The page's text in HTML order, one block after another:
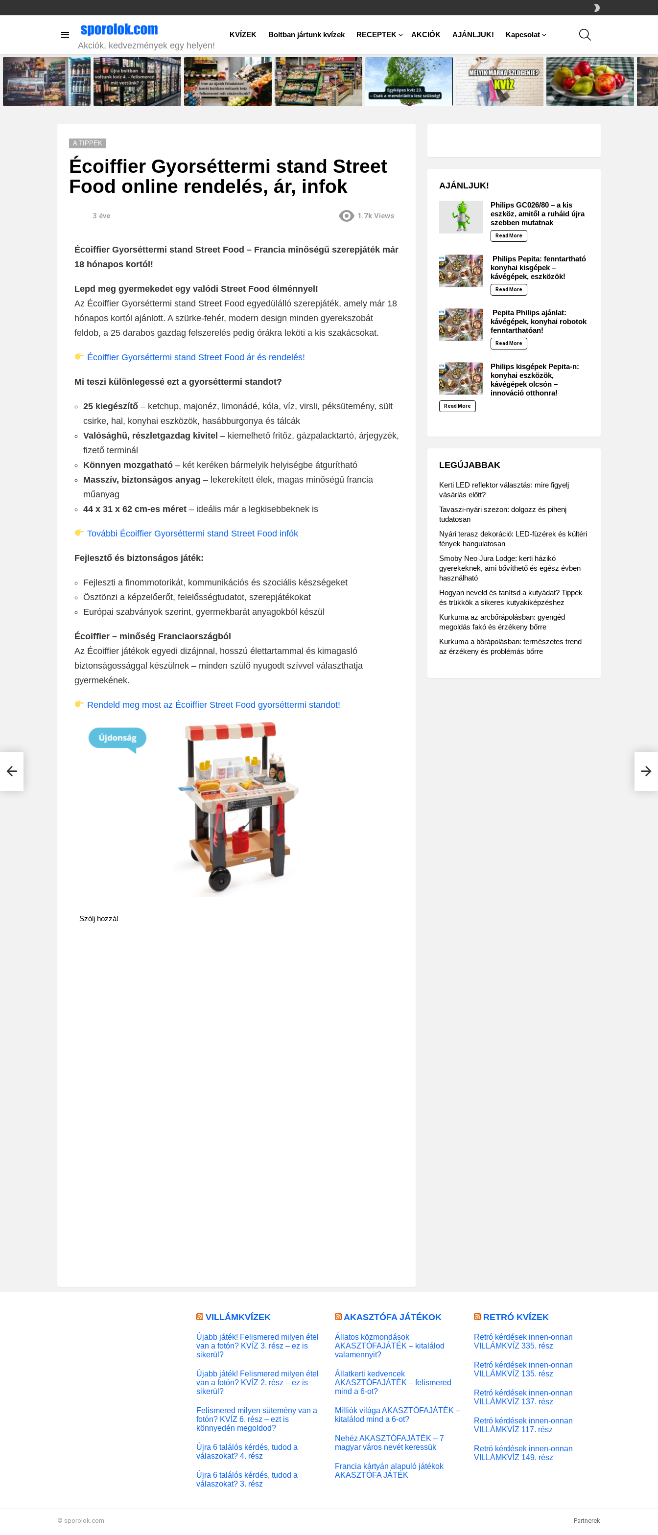
SKIN
Akciók, kedvezmények egy helyen!
KVÍZEK Boltban jártunk kvízek RECEPTEK AKCIÓK AJÁNLJUK! Kapcsolat
STORIES
A TIPPEK
Écoiffier Gyorséttermi stand Street
Food online rendelés, ár, infok
3 éve 1.7k Views
Écoiffier Gyorséttermi stand Street Food – Francia minőségű szerepjáték már
18 hónapos kortól!
Lepd meg gyermekedet egy valódi Street Food élménnyel!
Az Écoiffier Gyorséttermi stand Street Food egyedülálló szerepjáték, amely már 18
hónapos kortól ajánlott. A szürke-fehér, modern design minden gyerekszobát
feldob, a 25 darabos gazdag felszerelés pedig órákra leköti a kis szakácsokat.
Écoiffier Gyorséttermi stand Street Food ár és rendelés!
Mi teszi különlegessé ezt a gyorséttermi standot?
25 kiegészítő – ketchup, majonéz, limonádé, kóla, víz, virsli, péksütemény, sült
csirke, hal, konyhai eszközök, hasábburgonya és tálcák
Valósághű, részletgazdag kivitel – kiemelhető fritőz, gázpalacktartó, árjegyzék,
fizető terminál
Könnyen mozgatható – két keréken bármelyik helyiségbe átgurítható
Masszív, biztonságos anyag – lekerekített élek, magas minőségű francia
műanyag
44 x 31 x 62 cm-es méret – ideális már a legkisebbeknek is
További Écoiffier Gyorséttermi stand Street Food infók
Fejlesztő és biztonságos játék:
Fejleszti a finommotorikát, kommunikációs és szociális készségeket
Ösztönzi a képzelőerőt, felelősségtudatot, szerepjátékokat
Európai szabványok szerint, gyermekbarát anyagokból készül
Écoiffier – minőség Franciaországból
Az Écoiffier játékok egyedi dizájnnal, hosszú élettartammal és kimagasló
biztonságossággal készülnek – minden szülő nyugodt szívvel választhatja
gyermekének.
Rendeld meg most az Écoiffier Street Food gyorséttermi standot!
Szólj hozzá!
AJÁNLJUK!
Philips GC026/80 – a kis
eszköz, amitől a ruháid újra
szebben mutatnak
Read More
Philips Pepita: fenntartható
konyhai kisgépek –
kávégépek, eszközök!
Read More
Pepita Philips ajánlat:
kávégépek, konyhai robotok
fenntarthatóan!
Read More
Philips kisgépek Pepita-n:
konyhai eszközök,
kávégépek olcsón –
innováció otthonra!
Read More
LEGÚJABBAK
Kerti LED reflektor választás: mire figyelj
vásárlás előtt?
Tavaszi-nyári szezon: dolgozz és pihenj
tudatosan
Nyári terasz dekoráció: LED-füzérek és kültéri
fények hangulatosan
Smoby Neo Jura Lodge: kerti házikó
gyerekeknek, ami bővíthető és egész évben
használható
Hogyan neveld és tanítsd a kutyádat? Tippek
és trükkök a sikeres kutyakiképzéshez
Kurkuma az arcbőrápolásban: gyengéd
megoldás fakó és érzékeny bőrre
Kurkuma a bőrápolásban: természetes trend
az érzékeny és problémás bőrre
VILLÁMKVÍZEK
Újabb játék! Felismered milyen étel
van a fotón? KVÍZ 3. rész – ez is
sikerül?
Újabb játék! Felismered milyen étel
van a fotón? KVÍZ 2. rész – ez is
sikerül?
Felismered milyen sütemény van a
fotón? KVÍZ 6. rész – ezt is
könnyedén megoldod?
Újra 6 találós kérdés, tudod a
válaszokat? 4. rész
Újra 6 találós kérdés, tudod a
válaszokat? 3. rész
AKASZTÓFA JÁTÉKOK
Állatos közmondások
AKASZTÓFAJÁTÉK – kitalálod
valamennyit?
Állatkerti kedvencek
AKASZTÓFAJÁTÉK – felismered
mind a 6-ot?
Milliók világa AKASZTÓFAJÁTÉK –
kitalálod mind a 6-ot?
Nehéz AKASZTÓFAJÁTÉK – 7
magyar város nevét keressük
Francia kártyán alapuló játékok
AKASZTÓFA JÁTÉK
RETRÓ KVÍZEK
Retró kérdések innen-onnan
VILLÁMKVÍZ 335. rész
Retró kérdések innen-onnan
VILLÁMKVÍZ 135. rész
Retró kérdések innen-onnan
VILLÁMKVÍZ 137. rész
Retró kérdések innen-onnan
VILLÁMKVÍZ 117. rész
Retró kérdések innen-onnan
VILLÁMKVÍZ 149. rész
© sporolok.com Partnerek